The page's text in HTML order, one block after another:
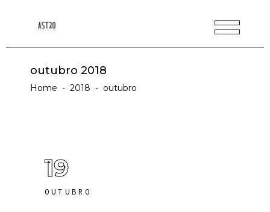
outubro 2018
Home - 2018 - outubro
19
OUTUBRO